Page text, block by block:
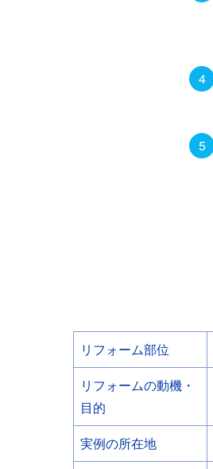
リフォーム部位
リフォームの動機・
目的
実例の所在地